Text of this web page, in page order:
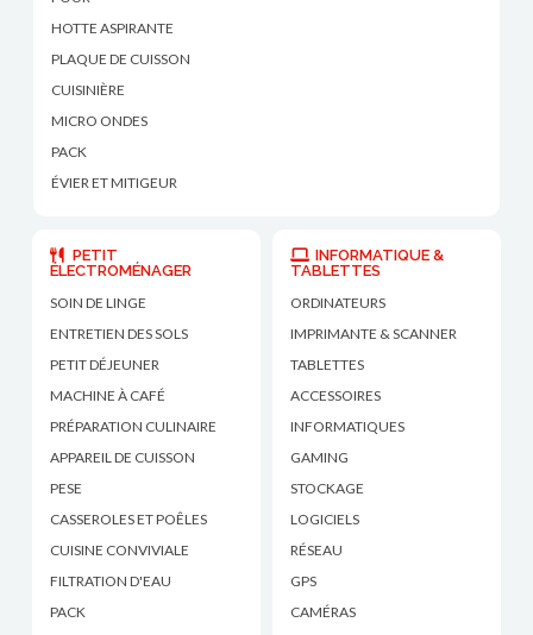
HOTTE ASPIRANTE
PLAQUE DE CUISSON
CUISINIÈRE
MICRO ONDES
PACK
ÉVIER ET MITIGEUR
PETIT
ÉLECTROMÉNAGER
SOIN DE LINGE
ENTRETIEN DES SOLS
PETIT DÉJEUNER
MACHINE À CAFÉ
PRÉPARATION CULINAIRE
APPAREIL DE CUISSON
PESE
CASSEROLES ET POÊLES
CUISINE CONVIVIALE
FILTRATION D'EAU
PACK
INFORMATIQUE &
TABLETTES
ORDINATEURS
IMPRIMANTE & SCANNER
TABLETTES
ACCESSOIRES
INFORMATIQUES
GAMING
STOCKAGE
LOGICIELS
RÉSEAU
GPS
CAMÉRAS